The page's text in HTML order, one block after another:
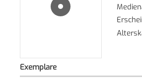
Exemplare